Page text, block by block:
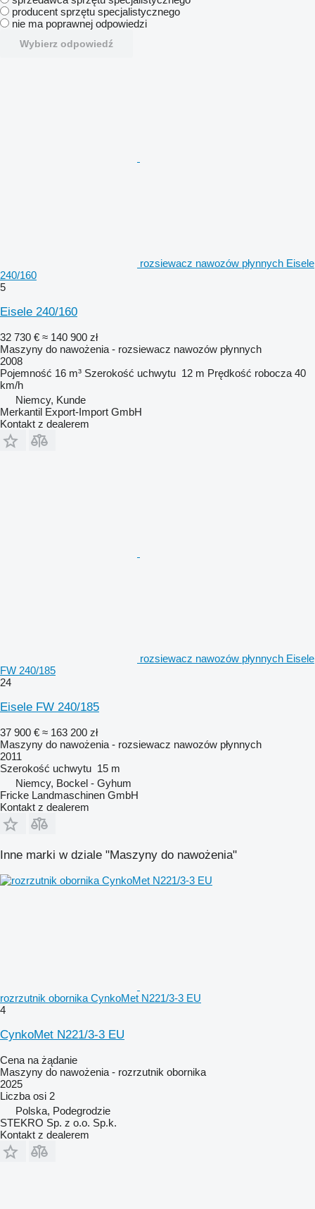
producent sprzętu specjalistycznego
nie ma poprawnej odpowiedzi
Wybierz odpowiedź
rozsiewacz nawozów płynnych Eisele
240/160
5
Eisele 240/160
32 730 € ≈ 140 900 zł
Maszyny do nawożenia - rozsiewacz nawozów płynnych
2008
Pojemność 16 m³ Szerokość uchwytu 12 m Prędkość robocza 40
km/h
Niemcy, Kunde
Merkantil Export-Import GmbH
Kontakt z dealerem
rozsiewacz nawozów płynnych Eisele
FW 240/185
24
Eisele FW 240/185
37 900 € ≈ 163 200 zł
Maszyny do nawożenia - rozsiewacz nawozów płynnych
2011
Szerokość uchwytu 15 m
Niemcy, Bockel - Gyhum
Fricke Landmaschinen GmbH
Kontakt z dealerem
Inne marki w dziale "Maszyny do nawożenia"
rozrzutnik obornika CynkoMet N221/3-3 EU
4
CynkoMet N221/3-3 EU
Cena na żądanie
Maszyny do nawożenia - rozrzutnik obornika
2025
Liczba osi 2
Polska, Podegrodzie
STEKRO Sp. z o.o. Sp.k.
Kontakt z dealerem